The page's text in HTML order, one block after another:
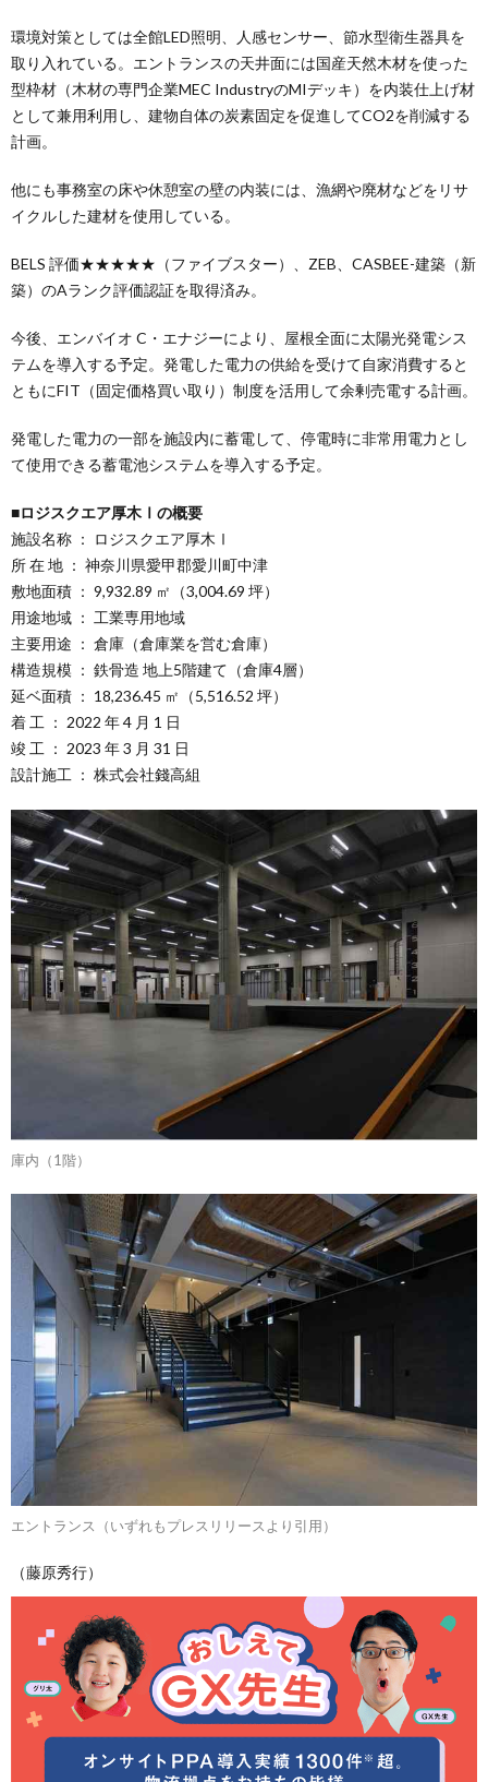
環境対策としては全館LED照明、人感センサー、節水型衛生器具を
取り入れている。エントランスの天井面には国産天然木材を使った
型枠材（木材の専門企業MEC IndustryのMIデッキ）を内装仕上げ材
として兼用利用し、建物自体の炭素固定を促進してCO2を削減する
計画。
他にも事務室の床や休憩室の壁の内装には、漁網や廃材などをリサ
イクルした建材を使用している。
BELS 評価★★★★★（ファイブスター）、ZEB、CASBEE-建築（新
築）のAランク評価認証を取得済み。
今後、エンバイオ C・エナジーにより、屋根全面に太陽光発電シス
テムを導入する予定。発電した電力の供給を受けて自家消費すると
ともにFIT（固定価格買い取り）制度を活用して余剰売電する計画。
発電した電力の一部を施設内に蓄電して、停電時に非常用電力とし
て使用できる蓄電池システムを導入する予定。
■ロジスクエア厚木Ⅰの概要
施設名称 ： ロジスクエア厚木Ⅰ
所 在 地 ： 神奈川県愛甲郡愛川町中津
敷地面積 ： 9,932.89 ㎡（3,004.69 坪）
用途地域 ： 工業専用地域
主要用途 ： 倉庫（倉庫業を営む倉庫）
構造規模 ： 鉄骨造 地上5階建て（倉庫4層）
延ベ面積 ： 18,236.45 ㎡（5,516.52 坪）
着 工 ： 2022 年 4 月 1 日
竣 工 ： 2023 年 3 月 31 日
設計施工 ： 株式会社錢高組
庫内（1階）
エントランス（いずれもプレスリリースより引用）
（藤原秀行）